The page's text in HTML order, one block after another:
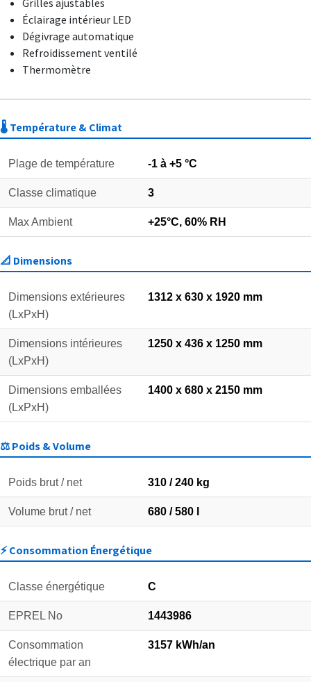
Éclairage intérieur LED
Dégivrage automatique
Refroidissement ventilé
Thermomètre
🌡️ Température & Climat
Plage de température -1 à +5 °C
Classe climatique 3
Max Ambient +25°C, 60% RH
📐 Dimensions
Dimensions extérieures
(LxPxH)
1312 x 630 x 1920 mm
Dimensions intérieures
(LxPxH)
1250 x 436 x 1250 mm
Dimensions emballées
(LxPxH)
1400 x 680 x 2150 mm
⚖️ Poids & Volume
Poids brut / net 310 / 240 kg
Volume brut / net 680 / 580 l
⚡ Consommation Énergétique
Classe énergétique C
EPREL No 1443986
Consommation
électrique par an
3157 kWh/an